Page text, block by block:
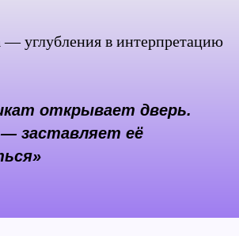
— углубления в интерпретацию
открывает дверь.
заставляет её